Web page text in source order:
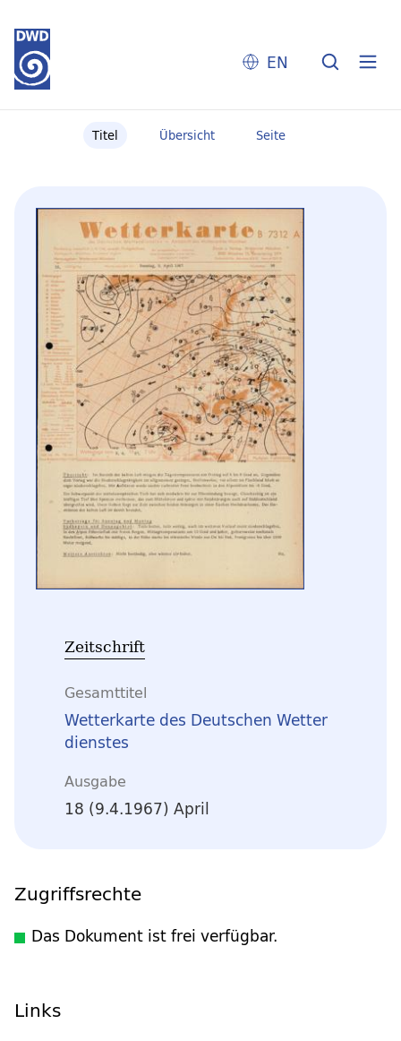
EN
Titel Übersicht Seite
Zeitschrift
Gesamttitel
Wetterkarte des Deutschen Wetter
dienstes
Ausgabe
18 (9.4.1967) April
Zugriffsrechte
Das Dokument ist frei verfügbar.
Links